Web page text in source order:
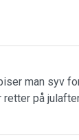
man syv
på